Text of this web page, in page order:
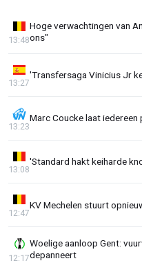
Hoge verwachtingen van
ons"
13:48
'Transfersaga Vinicius Jr
13:27
Marc Coucke laat
13:23
'Standard hakt keiharde
13:08
KV Mechelen stuurt
12:47
Woelige aanloop Gent:
depanneert
12:17